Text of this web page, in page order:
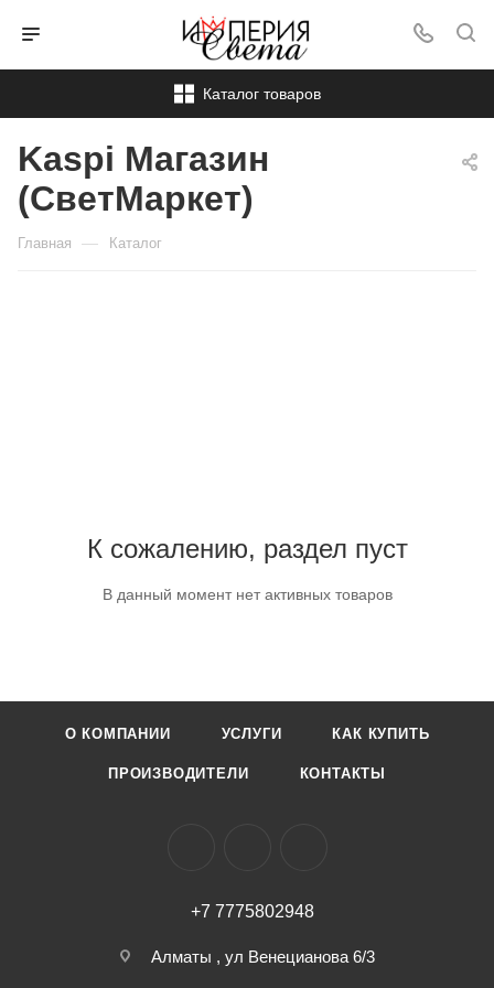
Каталог товаров
Kaspi Магазин
(СветМаркет)
Главная — Каталог
К сожалению, раздел пуст
В данный момент нет активных товаров
О КОМПАНИИ УСЛУГИ КАК КУПИТЬ
ПРОИЗВОДИТЕЛИ КОНТАКТЫ
+7 7775802948
Алматы , ул Венецианова 6/3